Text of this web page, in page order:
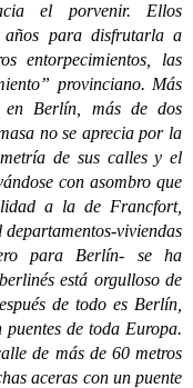
el porvenir. Ellos
años para disfrutarla a
entorpecimientos, las
provinciano. Más
en Berlín, más de dos
no se aprecia por la
de sus calles y el
con asombro que
a la de Francfort,
viviendas
para Berlín- se ha
está orgulloso de
de todo es Berlín,
de toda Europa.
de más de 60 metros
aceras con un puente